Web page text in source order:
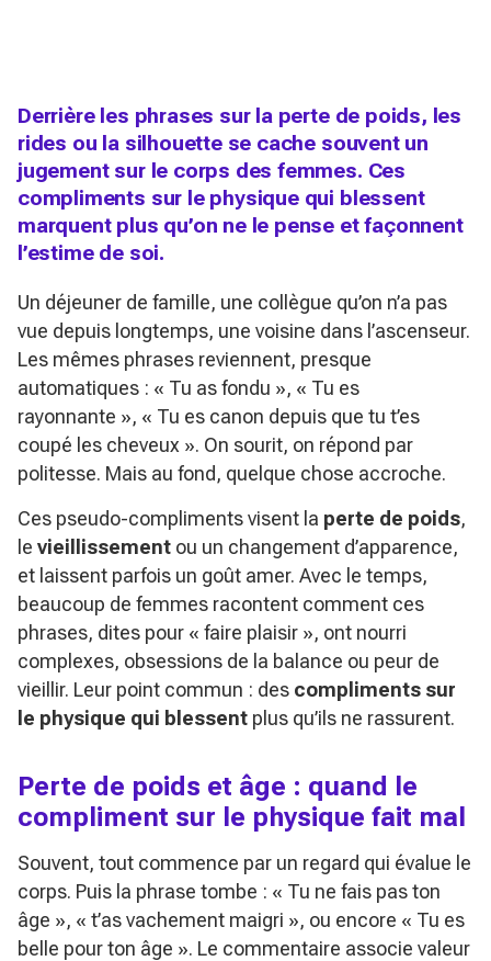
Derrière les phrases sur la perte de poids, les
rides ou la silhouette se cache souvent un
jugement sur le corps des femmes. Ces
compliments sur le physique qui blessent
marquent plus qu’on ne le pense et façonnent
l’estime de soi.
Un déjeuner de famille, une collègue qu’on n’a pas
vue depuis longtemps, une voisine dans l’ascenseur.
Les mêmes phrases reviennent, presque
automatiques : « Tu as fondu », « Tu es
rayonnante », « Tu es canon depuis que tu t’es
coupé les cheveux ». On sourit, on répond par
politesse. Mais au fond, quelque chose accroche.
Ces pseudo-compliments visent la perte de poids,
le vieillissement ou un changement d’apparence,
et laissent parfois un goût amer. Avec le temps,
beaucoup de femmes racontent comment ces
phrases, dites pour « faire plaisir », ont nourri
complexes, obsessions de la balance ou peur de
vieillir. Leur point commun : des compliments sur
le physique qui blessent plus qu’ils ne rassurent.
Perte de poids et âge : quand le
compliment sur le physique fait mal
Souvent, tout commence par un regard qui évalue le
corps. Puis la phrase tombe : « Tu ne fais pas ton
âge », « t’as vachement maigri », ou encore « Tu es
belle pour ton âge ». Le commentaire associe valeur